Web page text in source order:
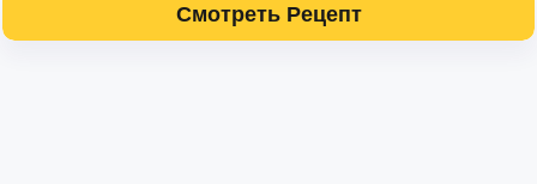
Смотреть Рецепт